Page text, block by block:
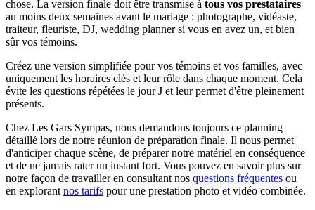
chose. La version finale doit être transmise à tous vos prestataires
au moins deux semaines avant le mariage : photographe, vidéaste,
traiteur, fleuriste, DJ, wedding planner si vous en avez un, et bien
sûr vos témoins.
Créez une version simplifiée pour vos témoins et vos familles, avec
uniquement les horaires clés et leur rôle dans chaque moment. Cela
évite les questions répétées le jour J et leur permet d'être pleinement
présents.
Chez Les Gars Sympas, nous demandons toujours ce planning
détaillé lors de notre réunion de préparation finale. Il nous permet
d'anticiper chaque scène, de préparer notre matériel en conséquence
et de ne jamais rater un instant fort. Vous pouvez en savoir plus sur
notre façon de travailler en consultant nos questions fréquentes ou
en explorant nos tarifs pour une prestation photo et vidéo combinée.